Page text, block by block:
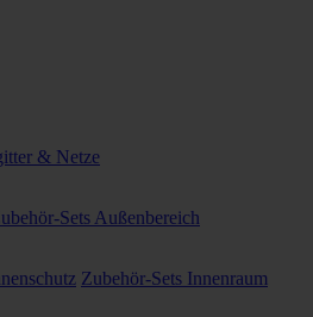
& Netze
Sets Außenbereich
Zubehör-Sets Innenraum